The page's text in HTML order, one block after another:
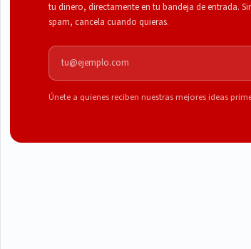
tu dinero, directamente en tu bandeja de entrada.
spam, cancela cuando quieras.
Correo electrónico
Únete a quienes reciben nuestras mejores ideas